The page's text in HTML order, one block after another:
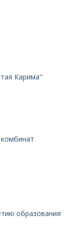
Карима"
образования